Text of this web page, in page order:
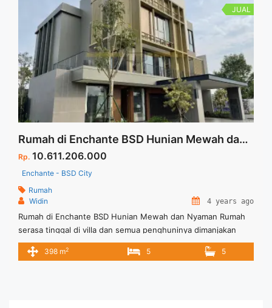
JUAL
Rumah di Enchante BSD Hunian Mewah dan Nyaman Type Magnifique
Rp. 10.611.206.000
Enchante - BSD City
Rumah
Widin
4 years ago
Rumah di Enchante BSD Hunian Mewah dan Nyaman Rumah
serasa tinggal di villa dan semua penghuninya dimanjakan
Nyaman dan dilengkapi semua fasilitas yang sangat memadai
Ditawarkan dengan berbagai type: Luas Tanah : 220 m2
398 m2 5 5